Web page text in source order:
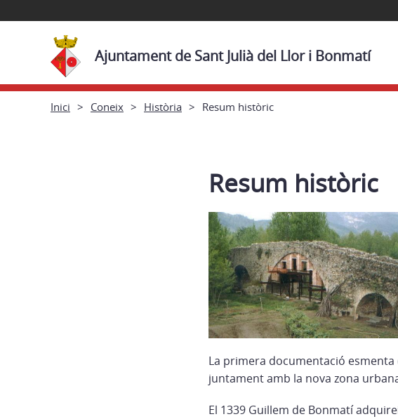
Ajuntament de Sant Julià del Llor i Bonmatí
Inici Coneix Història Resum històric
Resum històric
La primera documentació
juntament amb la nova zona
El 1339 Guillem de Bonmatí